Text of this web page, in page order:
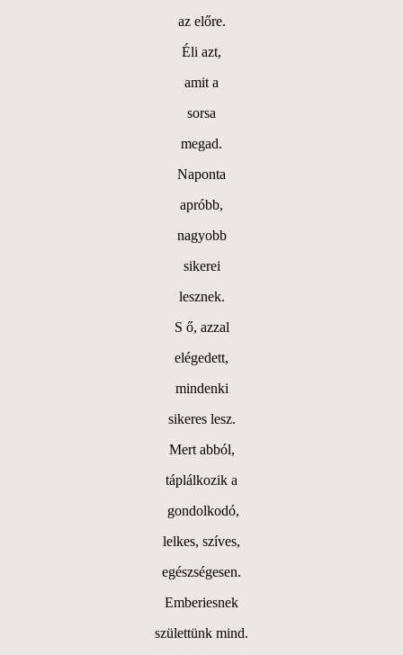
az előre.
Éli azt,
amit a
sorsa
megad.
Naponta
apróbb,
nagyobb
sikerei
lesznek.
S ő, azzal
elégedett,
mindenki
sikeres lesz.
Mert abból,
táplálkozik a
gondolkodó,
lelkes, szíves,
egészségesen.
Emberiesnek
születtünk mind.